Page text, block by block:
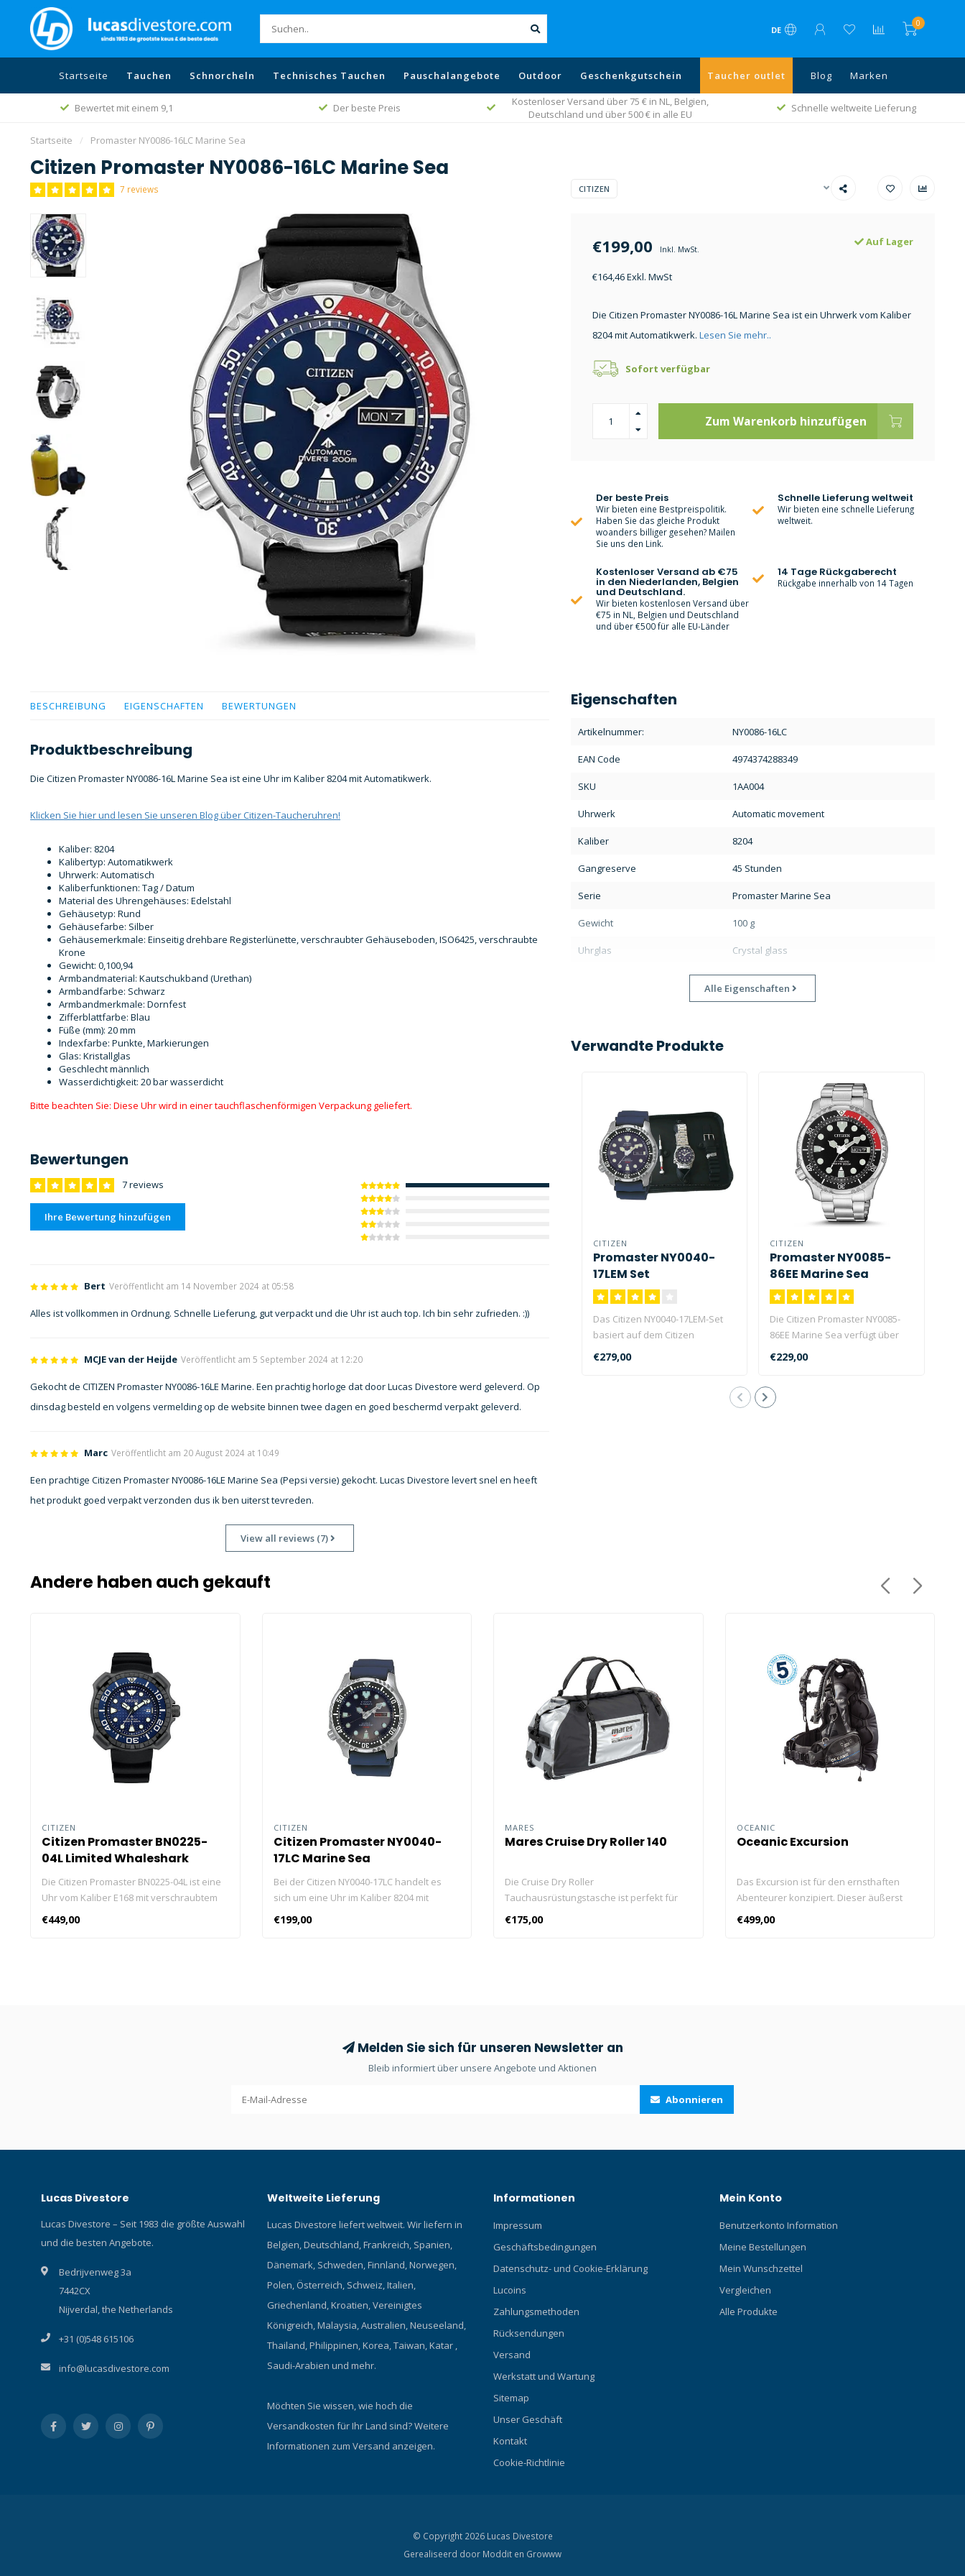
DE
0
Startseite Tauchen Schnorcheln Technisches Tauchen Pauschalangebote Outdoor Geschenkgutschein Taucher outlet Blog Marken
Bewertet mit einem 9,1 Der beste Preis
Kostenloser Versand über 75 € in NL, Belgien,
Deutschland und über 500 € in alle EU
Schnelle weltweite Lieferung
Startseite / Promaster NY0086-16LC Marine Sea
Citizen Promaster NY0086-16LC Marine Sea
7 reviews CITIZEN
€199,00 Inkl. MwSt.
€164,46 Exkl. MwSt
Auf Lager
Die Citizen Promaster NY0086-16L Marine Sea ist ein Uhrwerk vom Kaliber
8204 mit Automatikwerk. Lesen Sie mehr..
Sofort verfügbar
Zum Warenkorb hinzufügen
Der beste Preis
Wir bieten eine Bestpreispolitik.
Haben Sie das gleiche Produkt
woanders billiger gesehen? Mailen
Sie uns den Link.
Schnelle Lieferung weltweit
Wir bieten eine schnelle Lieferung
weltweit.
Kostenloser Versand ab €75
in den Niederlanden, Belgien
und Deutschland.
Wir bieten kostenlosen Versand über
€75 in NL, Belgien und Deutschland
und über €500 für alle EU-Länder
14 Tage Rückgaberecht
Rückgabe innerhalb von 14 Tagen
BESCHREIBUNG EIGENSCHAFTEN BEWERTUNGEN
Produktbeschreibung
Die Citizen Promaster NY0086-16L Marine Sea ist eine Uhr im Kaliber 8204 mit Automatikwerk.
Klicken Sie hier und lesen Sie unseren Blog über Citizen-Taucheruhren!
Kaliber: 8204
Kalibertyp: Automatikwerk
Uhrwerk: Automatisch
Kaliberfunktionen: Tag / Datum
Material des Uhrengehäuses: Edelstahl
Gehäusetyp: Rund
Gehäusefarbe: Silber
Gehäusemerkmale: Einseitig drehbare Registerlünette, verschraubter Gehäuseboden, ISO6425, verschraubte
Krone
Gewicht: 0,100,94
Armbandmaterial: Kautschukband (Urethan)
Armbandfarbe: Schwarz
Armbandmerkmale: Dornfest
Zifferblattfarbe: Blau
Füße (mm): 20 mm
Indexfarbe: Punkte, Markierungen
Glas: Kristallglas
Geschlecht männlich
Wasserdichtigkeit: 20 bar wasserdicht
Bitte beachten Sie: Diese Uhr wird in einer tauchflaschenförmigen Verpackung geliefert.
Bewertungen
7 reviews
Ihre Bewertung hinzufügen
Bert Veröffentlicht am 14 November 2024 at 05:58
Alles ist vollkommen in Ordnung. Schnelle Lieferung, gut verpackt und die Uhr ist auch top. Ich bin sehr zufrieden. :))
MCJE van der Heijde Veröffentlicht am 5 September 2024 at 12:20
Gekocht de CITIZEN Promaster NY0086-16LE Marine. Een prachtig horloge dat door Lucas Divestore werd geleverd. Op
dinsdag besteld en volgens vermelding op de website binnen twee dagen en goed beschermd verpakt geleverd.
Marc Veröffentlicht am 20 August 2024 at 10:49
Een prachtige Citizen Promaster NY0086-16LE Marine Sea (Pepsi versie) gekocht. Lucas Divestore levert snel en heeft
het produkt goed verpakt verzonden dus ik ben uiterst tevreden.
View all reviews (7)
Eigenschaften
Artikelnummer: NY0086-16LC
EAN Code 4974374288349
SKU 1AA004
Uhrwerk Automatic movement
Kaliber 8204
Gangreserve 45 Stunden
Serie Promaster Marine Sea
Gewicht 100 g
Uhrglas Crystal glass
Alle Eigenschaften
Verwandte Produkte
CITIZEN
Promaster NY0040-
17LEM Set
Das Citizen NY0040-17LEM-Set
basiert auf dem Citizen
€279,00
CITIZEN
Promaster NY0085-
86EE Marine Sea
Die Citizen Promaster NY0085-
86EE Marine Sea verfügt über
€229,00
Andere haben auch gekauft
CITIZEN
Citizen Promaster BN0225-
04L Limited Whaleshark
Edition
Die Citizen Promaster BN0225-04L ist eine
Uhr vom Kaliber E168 mit verschraubtem
Gehäuseboden, 180 Tage Gangreserve
und Uhrengehäuse aus Titan.
€449,00
CITIZEN
Citizen Promaster NY0040-
17LC Marine Sea
Bei der Citizen NY0040-17LC handelt es
sich um eine Uhr im Kaliber 8204 mit
einseitig drehbarem Registerring.
€199,00
MARES
Mares Cruise Dry Roller 140
Die Cruise Dry Roller
Tauchausrüstungstasche ist perfekt für
Ihre Tauchausflüge.
€175,00
OCEANIC
Oceanic Excursion
Das Excursion ist für den ernsthaften
Abenteurer konzipiert. Dieser äußerst
komfortable und stabile Flügel ist für jedes
Abenteuer bereit.
€499,00
Melden Sie sich für unseren Newsletter an
Bleib informiert über unsere Angebote und Aktionen
Abonnieren
Lucas Divestore
Lucas Divestore – Seit 1983 die größte Auswahl
und die besten Angebote.
Bedrijvenweg 3a
7442CX
Nijverdal, the Netherlands
+31 (0)548 615106
info@lucasdivestore.com
Weltweite Lieferung
Lucas Divestore liefert weltweit. Wir liefern in
Belgien, Deutschland, Frankreich, Spanien,
Dänemark, Schweden, Finnland, Norwegen,
Polen, Österreich, Schweiz, Italien,
Griechenland, Kroatien, Vereinigtes
Königreich, Malaysia, Australien, Neuseeland,
Thailand, Philippinen, Korea, Taiwan, Katar ,
Saudi-Arabien und mehr.
Möchten Sie wissen, wie hoch die
Versandkosten für Ihr Land sind?Weitere
Informationen zum Versand anzeigen.
Informationen
Impressum
Geschäftsbedingungen
Datenschutz- und Cookie-Erklärung
Lucoins
Zahlungsmethoden
Rücksendungen
Versand
Werkstatt und Wartung
Sitemap
Unser Geschäft
Kontakt
Cookie-Richtlinie
Mein Konto
Benutzerkonto Information
Meine Bestellungen
Mein Wunschzettel
Vergleichen
Alle Produkte
© Copyright 2026 Lucas Divestore
Gerealiseerd door Moddit en Growww